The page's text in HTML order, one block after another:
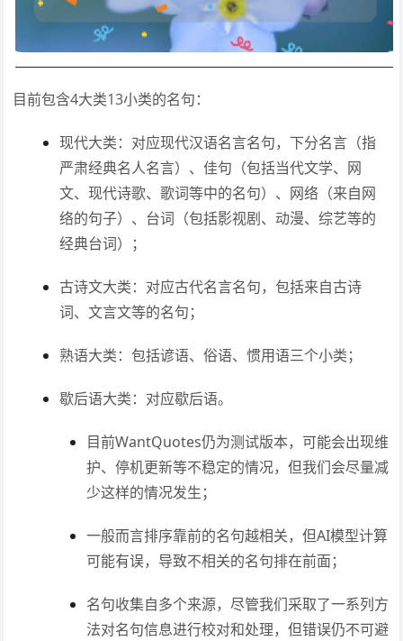
目前包含4大类13小类的名句：
现代大类：对应现代汉语名言名句，下分名言（指
严肃经典名人名言）、佳句（包括当代文学、网
文、现代诗歌、歌词等中的名句）、网络（来自网
络的句子）、台词（包括影视剧、动漫、综艺等的
经典台词）；
古诗文大类：对应古代名言名句，包括来自古诗
词、文言文等的名句；
熟语大类：包括谚语、俗语、惯用语三个小类；
歇后语大类：对应歇后语。
目前WantQuotes仍为测试版本，可能会出现维
护、停机更新等不稳定的情况，但我们会尽量减
少这样的情况发生；
一般而言排序靠前的名句越相关，但AI模型计算
可能有误，导致不相关的名句排在前面；
名句收集自多个来源，尽管我们采取了一系列方
法对名句信息进行校对和处理，但错误仍不可避